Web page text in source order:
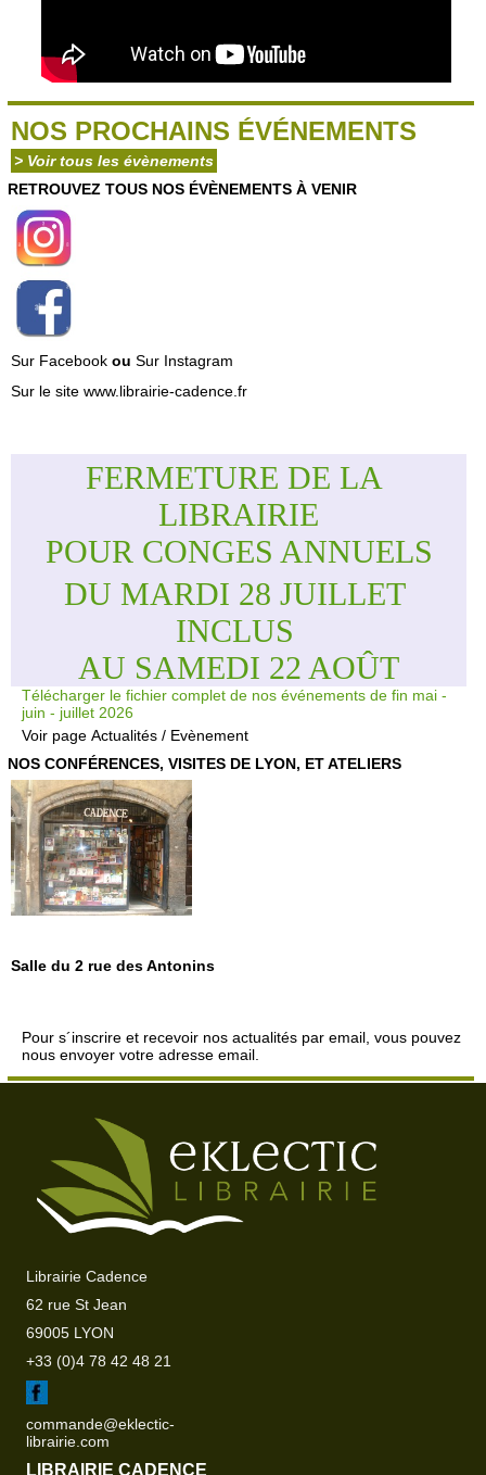
NOS PROCHAINS ÉVÉNEMENTS
> Voir tous les évènements
RETROUVEZ TOUS NOS ÉVÈNEMENTS À VENIR
Sur Facebook ou Sur Instagram
Sur le site www.librairie-cadence.fr
FERMETURE DE LA
LIBRAIRIE
POUR CONGES ANNUELS
DU MARDI 28 JUILLET
INCLUS
AU SAMEDI 22 AOÛT
Télécharger le fichier complet de nos événements de fin mai -
juin - juillet 2026
Voir page Actualités / Evènement
NOS CONFÉRENCES, VISITES DE LYON, ET ATELIERS
Salle du 2 rue des Antonins
Pour s´inscrire et recevoir nos actualités par email, vous pouvez
nous envoyer votre adresse email.
Librairie Cadence
62 rue St Jean
69005 LYON
+33 (0)4 78 42 48 21
commande@eklectic-
librairie.com
LIBRAIRIE CADENCE